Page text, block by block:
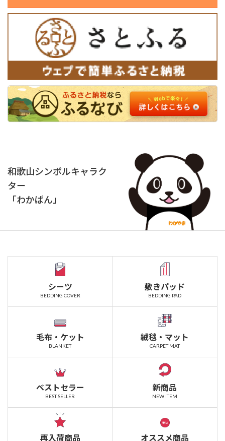
和歌山シンボルキャラク
ター
「わかぱん」
シーツ
BEDDING COVER
敷きパッド
BEDDING PAD
毛布・ケット
BLANKET
絨毯・マット
CARPET MAT
ベストセラー
BEST SELLER
新商品
NEW ITEM
再入荷商品 オススメ商品